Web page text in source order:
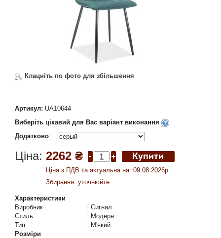
Клацніть по фото для збільшення
Артикул: UA10644
Виберіть цікавий для Вас варіант виконання
Додатково :
Ціна: 2262 ₴
Ціна з ПДВ та актуальна на: 09.08.2026р.
Збирання: уточнюйте.
Характеристики
Виробник
: Сигнал
Стиль
: Модерн
Тип
: М'який
Розміри